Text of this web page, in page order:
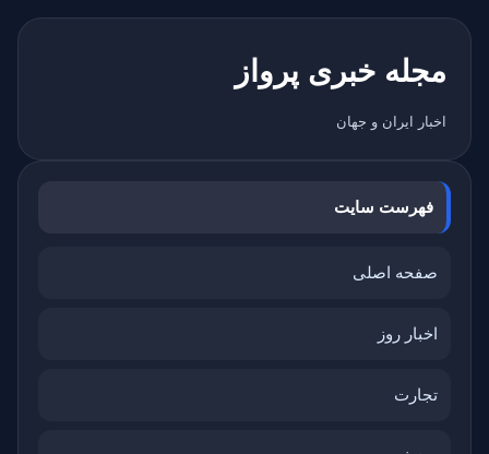
مجله خبری پرواز
اخبار ایران و جهان
فهرست سایت
صفحه اصلی
اخبار روز
تجارت